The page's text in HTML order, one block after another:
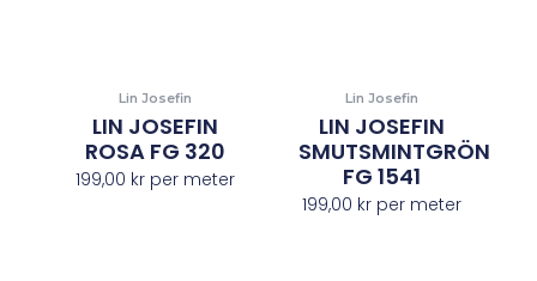
Lin Josefin
LIN JOSEFIN
ROSA FG 320
199,00 krper meter
Lin Josefin
LIN JOSEFIN
SMUTSMINTGRÖN
FG 1541
199,00 kr per meter